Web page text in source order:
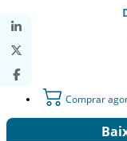
Comprar